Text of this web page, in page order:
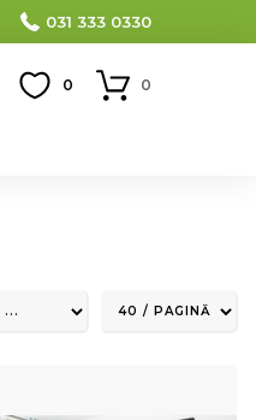
031 333 0330
0 0